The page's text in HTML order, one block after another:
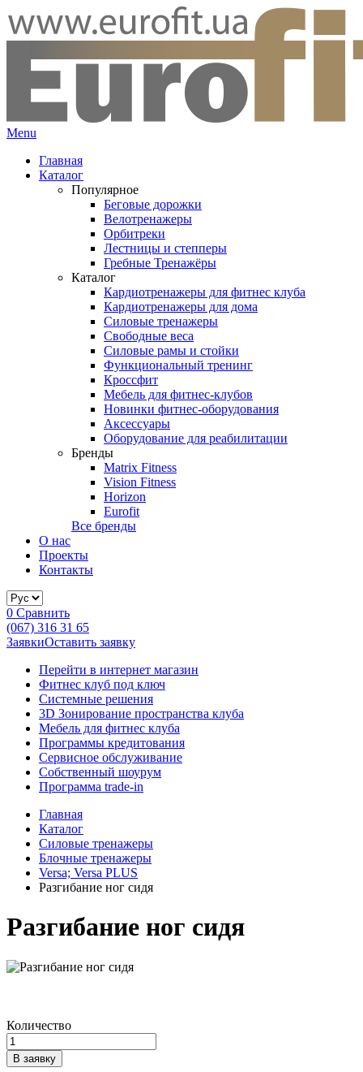
Menu
Главная
Каталог
Популярное
Беговые дорожки
Велотренажеры
Орбитреки
Лестницы и степперы
Гребные Тренажёры
Каталог
Кардиотренажеры для фитнес клуба
Кардиотренажеры для дома
Силовые тренажеры
Свободные веса
Силовые рамы и стойки
Функциональный тренинг
Кроссфит
Мебель для фитнес-клубов
Новинки фитнес-оборудования
Аксессуары
Оборудование для реабилитации
Бренды
Matrix Fitness
Vision Fitness
Horizon
Eurofit
Все бренды
О нас
Проекты
Контакты
0 Сравнить
(067) 316 31 65
ЗаявкиОставить заявку
Перейти в интернет магазин
Фитнес клуб под ключ
Системные решения
3D Зонирование пространства клуба
Мебель для фитнес клуба
Программы кредитования
Сервисное обслуживание
Собственный шоурум
Программа trade-in
Главная
Каталог
Силовые тренажеры
Блочные тренажеры
Versa; Versa PLUS
Разгибание ног сидя
Разгибание ног сидя
Количество
В заявку